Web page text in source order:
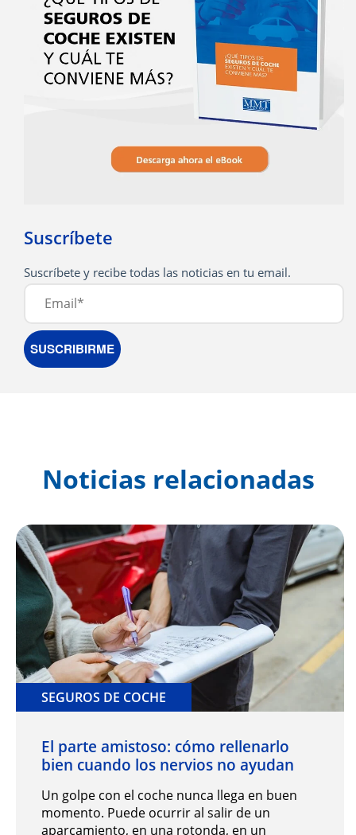
Suscríbete
Noticias relacionadas
SEGUROS DE COCHE
El parte amistoso: cómo rellenarlo
bien cuando los nervios no ayudan
Un golpe con el coche nunca llega en buen
momento. Puede ocurrir al salir de un
aparcamiento, en una rotonda, en un